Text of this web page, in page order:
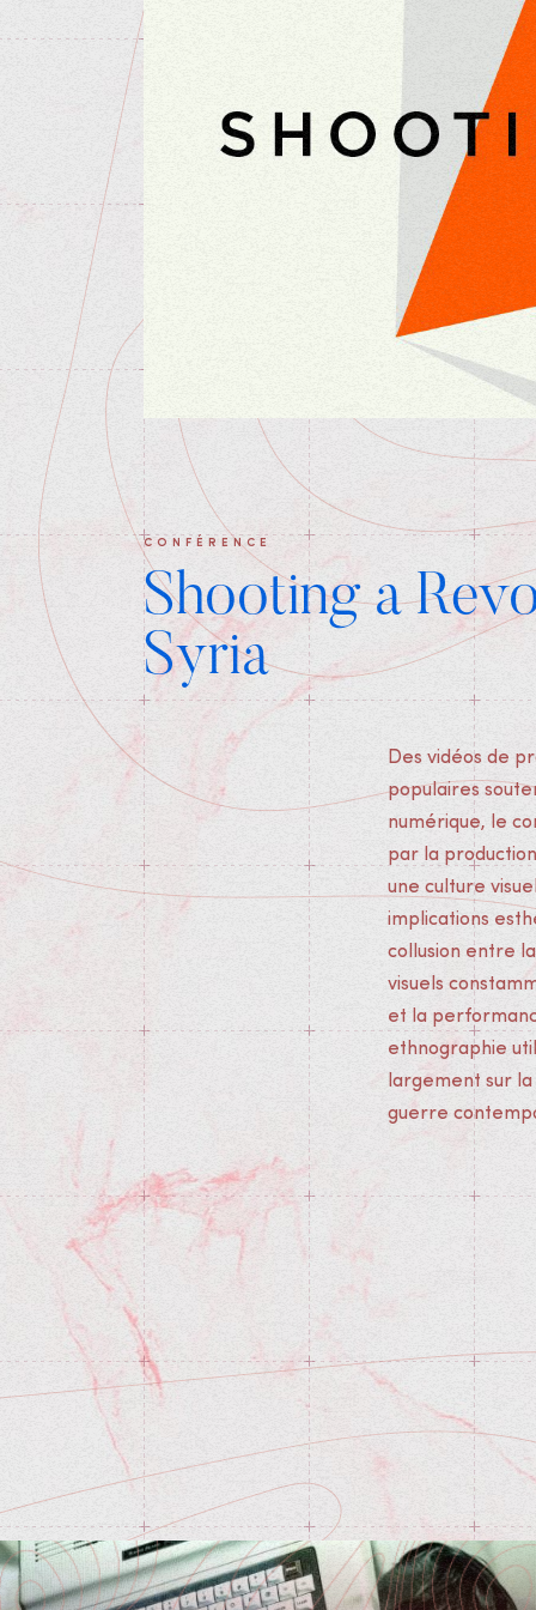
CONFÉRENCE
Shooting a
Syria
Des vidéos de
populaires
numérique, le
par la
une culture
implications
collusion entre
visuels
et la
ethnographie
largement sur
guerre
violence par
techno-utopies
les cultures
Ratta expose le
régimes
médiatique
de destruction
explorant le
l'époque
de la